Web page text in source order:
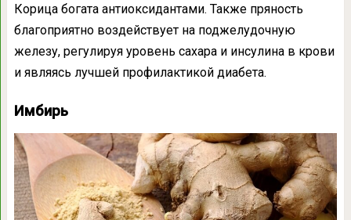
Корица богата антиоксидантами. Также пряность
благоприятно воздействует на поджелудочную
железу, регулируя уровень сахара и инсулина в крови
и являясь лучшей профилактикой диабета.
Имбирь